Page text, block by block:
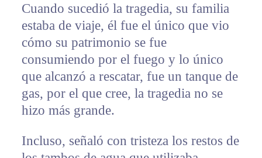
Cuando sucedió la tragedia, su familia
estaba de viaje, él fue el único que vio
cómo su patrimonio se fue
consumiendo por el fuego y lo único
que alcanzó a rescatar, fue un tanque de
gas, por el que cree, la tragedia no se
hizo más grande.
Incluso, señaló con tristeza los restos de